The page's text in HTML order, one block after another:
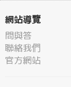
網站導覽
問與答
聯絡我們
官方網站